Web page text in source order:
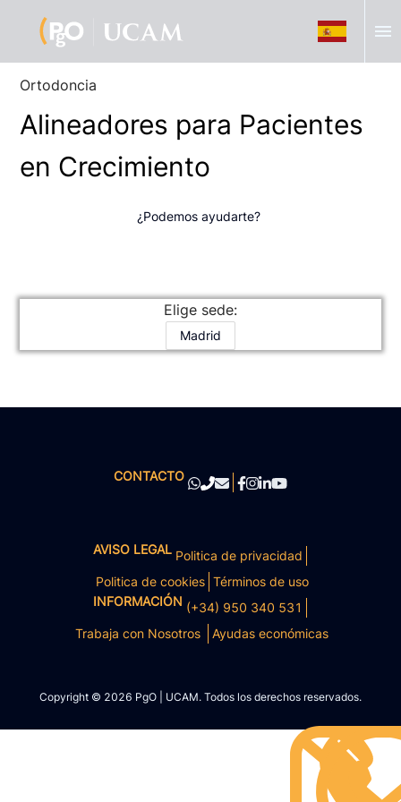
menu
Ortodoncia
Alineadores para Pacientes
en Crecimiento
¿Podemos ayudarte?
Elige sede:
Madrid
CONTACTO
AVISO LEGAL Politica de privacidad
Politica de cookies Términos de uso
INFORMACIÓN (+34) 950 340 531
Trabaja con Nosotros
Ayudas económicas
Copyright © 2026 PgO | UCAM. Todos los derechos reservados.